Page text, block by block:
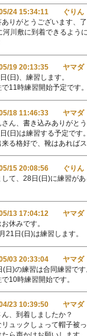
24 15:34:11 ぐりん
ありがとうございます、
河川敷に到着できるよう
19 20:13:35 ヤマダ
(日)、練習します。
で11時練習開始予定です
18 11:46:33 ヤマダ
さん、書き込みありがと
(日)は練習する予定です
来る格好で、靴はあれば
15 20:08:56 ぐりん
して、28日(日)に練習が
13 17:04:12 ヤマダ
休みです。
21日(日)は練習します。
03 20:33:04 ヤマダ
(日)の練習は合同練習で
10時練習開始です。
23 10:39:50 ヤマダ
、到着しましたか？
リュックしょって帽子被